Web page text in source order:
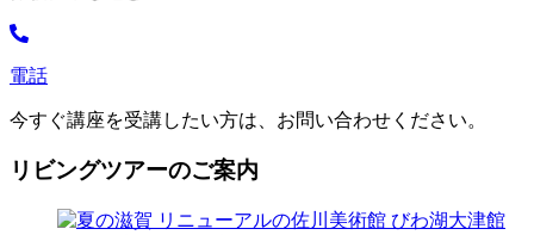
電話
今すぐ講座を受講したい方は、お問い合わせください。
リビングツアーのご案内